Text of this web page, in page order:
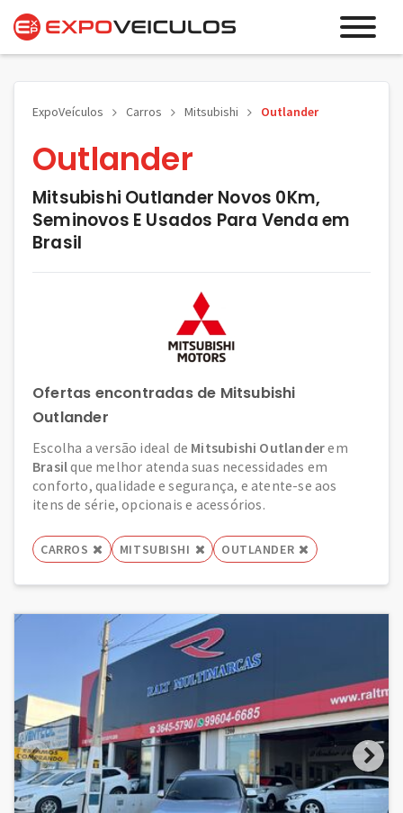
ExpoVeículos Carros Mitsubishi Outlander
Outlander
Mitsubishi Outlander Novos 0Km,
Seminovos E Usados Para Venda em
Brasil
Ofertas encontradas de Mitsubishi
Outlander
Escolha a versão ideal de Mitsubishi Outlanderem
Brasilque melhor atenda suas necessidades em
conforto, qualidade e segurança, e atente-se aos
itens de série, opcionais e acessórios.
CARROS MITSUBISHI OUTLANDER